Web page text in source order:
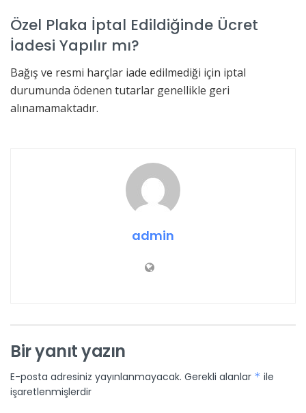
Özel Plaka İptal Edildiğinde Ücret
İadesi Yapılır mı?
Bağış ve resmi harçlar iade edilmediği için iptal
durumunda ödenen tutarlar genellikle geri
alınamamaktadır.
admin
Bir yanıt yazın
E-posta adresiniz yayınlanmayacak. Gerekli alanlar * ile
işaretlenmişlerdir